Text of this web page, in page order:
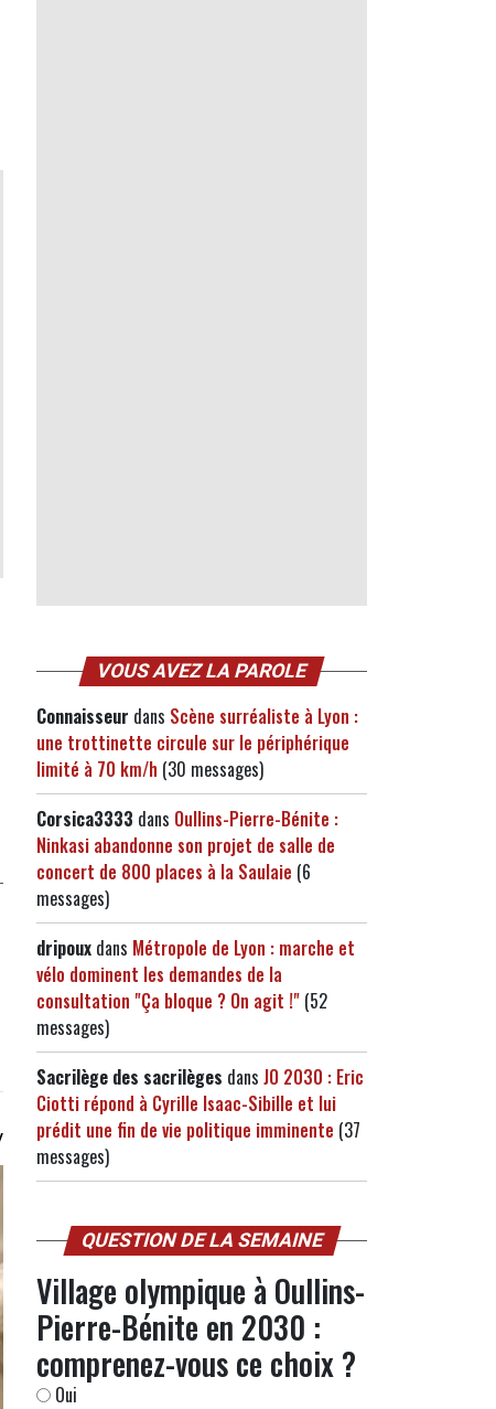
VOUS AVEZ LA PAROLE
Connaisseur dans Scène surréaliste à Lyon :
une trottinette circule sur le périphérique
limité à 70 km/h (30 messages)
Corsica3333 dans Oullins-Pierre-Bénite :
Ninkasi abandonne son projet de salle de
concert de 800 places à la Saulaie (6
messages)
dripoux dans Métropole de Lyon : marche et
vélo dominent les demandes de la
consultation "Ça bloque ? On agit !" (52
messages)
Sacrilège des sacrilèges dans JO 2030 : Eric
Ciotti répond à Cyrille Isaac-Sibille et lui
prédit une fin de vie politique imminente (37
messages)
QUESTION DE LA SEMAINE
Village olympique à Oullins-
Pierre-Bénite en 2030 :
comprenez-vous ce choix ?
Oui